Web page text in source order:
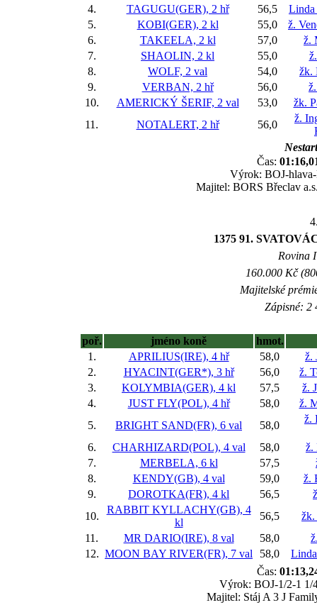
4.
TAGUGU(GER), 2 hř 56,5
Linda
5.
KOBI(GER), 2 kl 55,0
ž.
6.
TAKEELA, 2 kl 57,0
ž.
7.
SHAOLIN, 2 kl 55,0
8.
WOLF, 2 val 54,0
žk.
9.
VERBAN, 2 hř 56,0
10.
AMERICKÝ ŠERIF, 2 val 53,0
žk.
11.
NOTALERT, 2 hř 56,0
ž.
Čas:
Výrok: BOJ-
Majitel: BORS Břeclav
1375 91.
Rovina
160.000 Kč
Majitelské
Zápisné: 2
poř. jméno koně
hmot.
1.
APRILIUS(IRE), 4 hř 58,0
ž.
2.
HYACINT(GER*), 3 hř 56,0
ž.
3.
KOLYMBIA(GER), 4 kl 57,5
ž.
4.
JUST FLY(POL), 4 hř 58,0
ž.
5.
BRIGHT SAND(FR), 6 val 58,0
ž.
6. CHARHIZARD(POL), 4 val 58,0
ž.
7.
MERBELA, 6 kl 57,5
8.
KENDY(GB), 4 val 59,0
ž.
9.
DOROTKA(FR), 4 kl 56,5
10.
RABBIT KYLLACHY(GB), 4
kl
56,5
žk.
11.
MR DARIO(IRE), 8 val 58,0
12. MOON BAY RIVER(FR), 7 val 58,0
Čas:
Výrok: BOJ-1/2-1 1/
Majitel: Stáj A 3 J